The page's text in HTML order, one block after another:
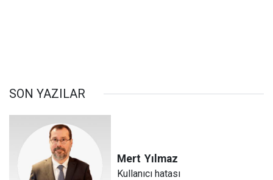
SON YAZILAR
Mert Yılmaz
Kullanıcı hatası